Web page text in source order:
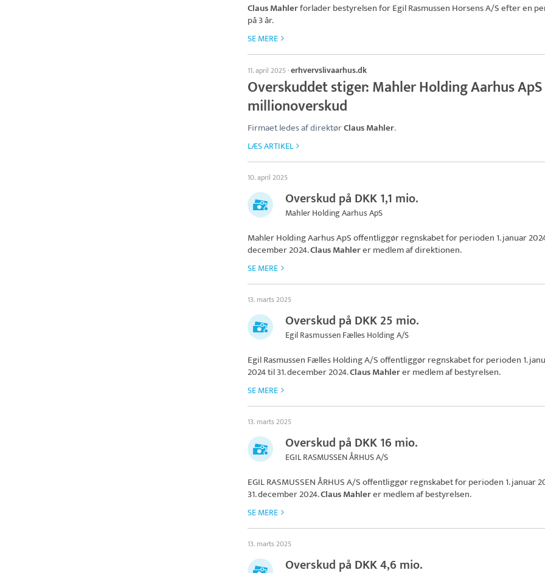
Claus Mahlerforlader bestyrelsen forEgil Rasmussen Horsens A/Sefter en
på 3 år.
SE MERE
11. april 2025·erhvervslivaarhus.dk
Overskuddet stiger: Mahler Holding Aarhus
millionoverskud
Firmaet ledes af direktørClaus Mahler.
LÆS ARTIKEL
10. april 2025
Overskud på DKK 1,1 mio.
Mahler Holding Aarhus ApS
Mahler Holding Aarhus ApSoffentliggør regnskabet for perioden 1. januar
december 2024.Claus Mahlerer medlem af direktionen.
SE MERE
13. marts 2025
Overskud på DKK 25 mio.
Egil Rasmussen Fælles Holding A/S
Egil Rasmussen Fælles Holding A/Soffentliggør regnskabet for perioden 1.
2024 til 31. december 2024.Claus Mahlerer medlem af bestyrelsen.
SE MERE
13. marts 2025
Overskud på DKK 16 mio.
EGIL RASMUSSEN ÅRHUS A/S
EGIL RASMUSSEN ÅRHUS A/Soffentliggør regnskabet for perioden 1. januar
31. december 2024.Claus Mahlerer medlem af bestyrelsen.
SE MERE
13. marts 2025
Overskud på DKK 4,6 mio.